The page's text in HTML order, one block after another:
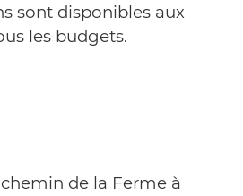
sont disponibles aux
les budgets.
chemin de la Ferme à